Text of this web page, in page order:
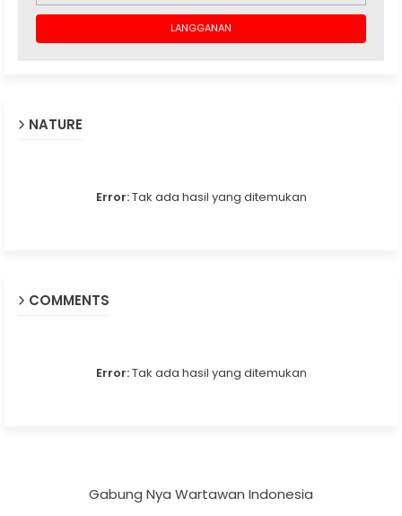
NATURE
Error:Tak ada hasil yang ditemukan
COMMENTS
Error:Tak ada hasil yang ditemukan
Gabung Nya Wartawan Indonesia